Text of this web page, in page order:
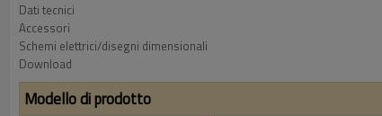
Dati tecnici
Accessori
Schemi elettrici/disegni dimensionali
Download
Modello di prodotto